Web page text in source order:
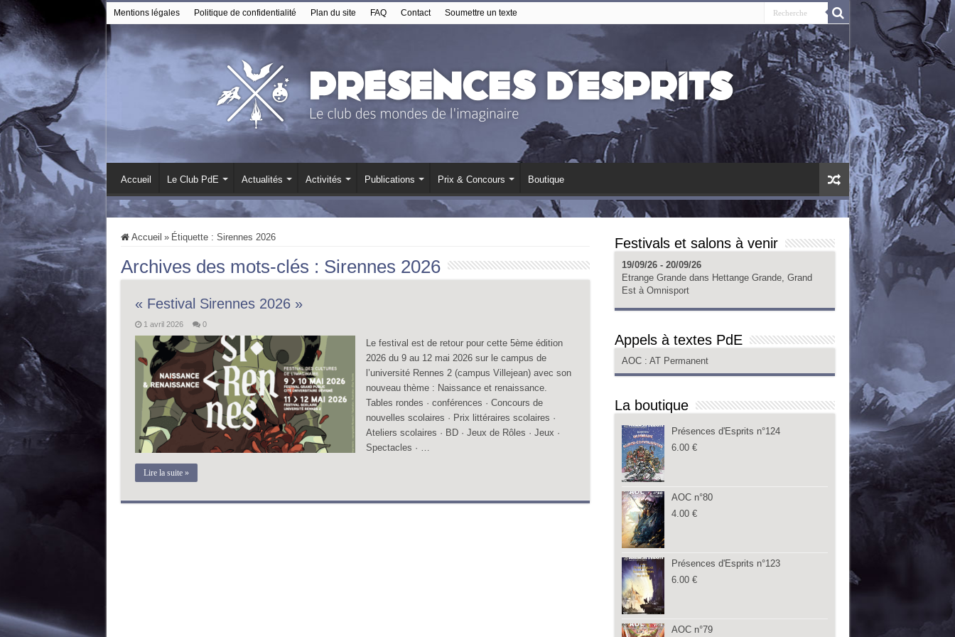
Mentions légales Politique de confidentialité Plan du site FAQ Contact Soumettre un texte
Accueil Le Club PdE Actualités Activités Publications Prix & Concours Boutique
Accueil » Étiquette : Sirennes 2026
Archives des mots-clés : Sirennes 2026
« Festival Sirennes 2026 »
1 avril 2026 0
Le festival est de retour pour cette 5ème édition
2026 du 9 au 12 mai 2026 sur le campus de
l’université Rennes 2 (campus Villejean) avec son
nouveau thème : Naissance et renaissance.
Tables rondes · conférences · Concours de
nouvelles scolaires · Prix littéraires scolaires ·
Ateliers scolaires · BD · Jeux de Rôles · Jeux ·
Spectacles · …
Lire la suite »
Festivals et salons à venir
19/09/26 - 20/09/26
Etrange Grande dans Hettange Grande, Grand
Est à Omnisport
Appels à textes PdE
AOC : AT Permanent
La boutique
Présences d'Esprits n°124
6.00 €
AOC n°80
4.00 €
Présences d'Esprits n°123
6.00 €
AOC n°79